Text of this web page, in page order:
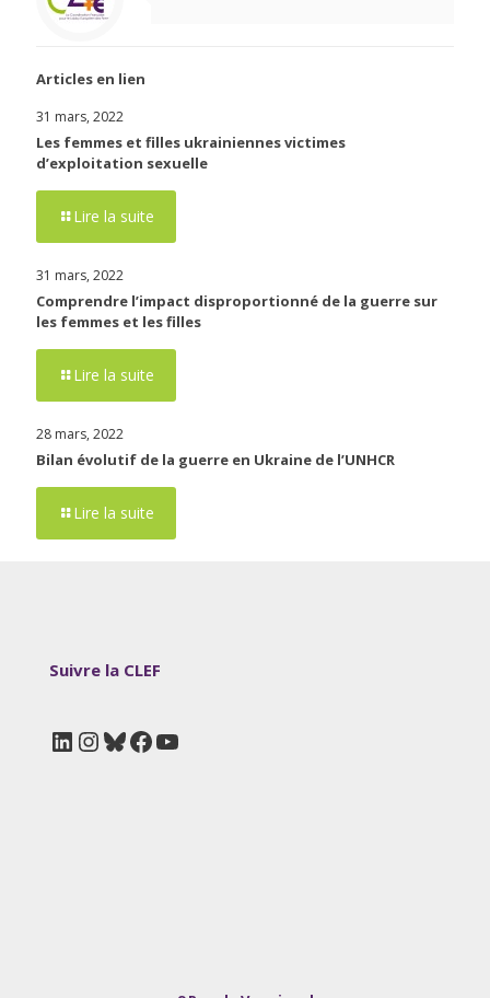
Articles en lien
31 mars, 2022
Les femmes et filles ukrainiennes victimes
d’exploitation sexuelle
Lire la suite
31 mars, 2022
Comprendre l’impact disproportionné de la guerre sur
les femmes et les filles
Lire la suite
28 mars, 2022
Bilan évolutif de la guerre en Ukraine de l’UNHCR
Lire la suite
Suivre la CLEF
LinkedIn
Instagram
Bluesky
Facebook
YouTube